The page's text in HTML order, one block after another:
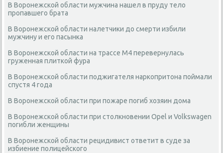
В Воронежской области мужчина нашел в пруду тело
пропавшего брата
В Воронежской области налетчики до смерти избили
мужчину и его пасынка
В Воронежской области на трассе М4 перевернулась
груженная плиткой фура
В Воронежской области поджигателя наркопритона поймали
спустя 4 года
В Воронежской области при пожаре погиб хозяин дома
В Воронежской области при столкновении Оpel и Volkswagen
погибли женщины
В Воронежской области рецидивист ответит в суде за
избиение полицейского